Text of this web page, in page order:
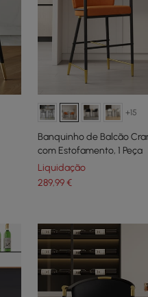
+15
Banquinho de Balcão
com Estofamento, 1 Peça
Liquidação
289,99€